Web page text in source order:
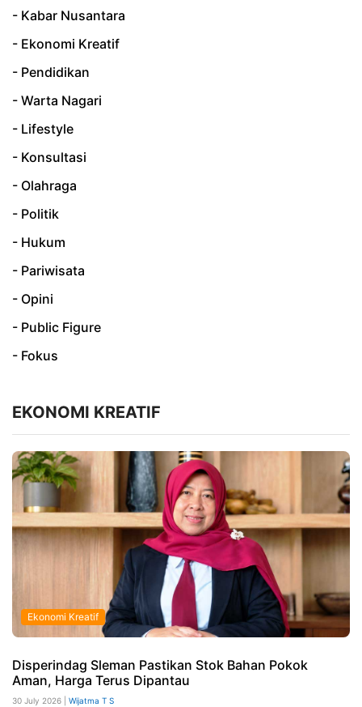
- Kabar Nusantara
- Ekonomi Kreatif
- Pendidikan
- Warta Nagari
- Lifestyle
- Konsultasi
- Olahraga
- Politik
- Hukum
- Pariwisata
- Opini
- Public Figure
- Fokus
EKONOMI KREATIF
Ekonomi Kreatif
Disperindag Sleman Pastikan Stok Bahan Pokok
Aman, Harga Terus Dipantau
30 July 2026 | Wijatma T S